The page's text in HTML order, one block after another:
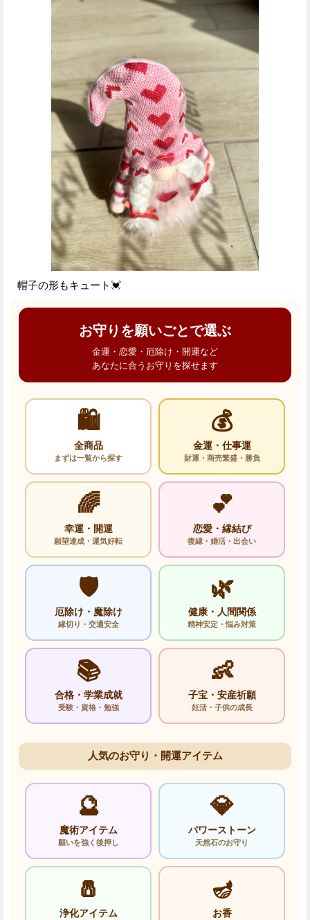
帽子の形もキュート💓
お守りを願いごとで選ぶ
金運・恋愛・厄除け・開運など
あなたに合うお守りを探せます
🛍️
全商品
まずは一覧から探す
💰
金運・仕事運
財運・商売繁盛・勝負
🌈
幸運・開運
願望達成・運気好転
💕
恋愛・縁結び
復縁・婚活・出会い
🛡️
厄除け・魔除け
縁切り・交通安全
🌿
健康・人間関係
精神安定・悩み対策
📚
合格・学業成就
受験・資格・勉強
👶
子宝・安産祈願
妊活・子供の成長
人気のお守り・開運アイテム
🔮
魔術アイテム
願いを強く後押し
💎
パワーストーン
天然石のお守り
🧂
浄化アイテム
🪔
お香